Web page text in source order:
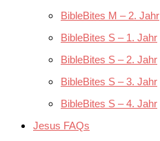
BibleBites M – 2. Jahr
BibleBites S – 1. Jahr
BibleBites S – 2. Jahr
BibleBites S – 3. Jahr
BibleBites S – 4. Jahr
Jesus FAQs